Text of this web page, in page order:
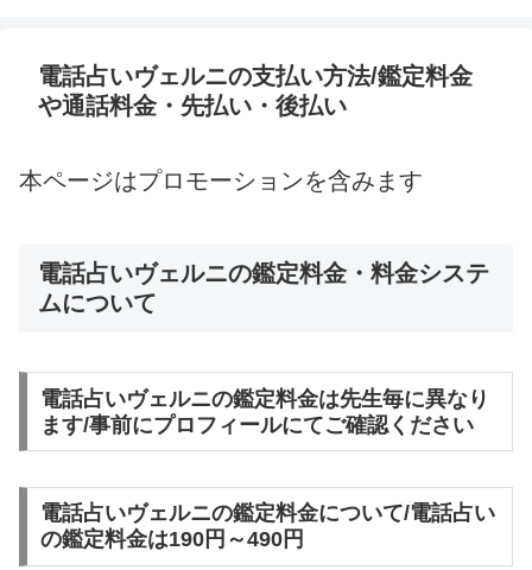
電話占いヴェルニの支払い方法/鑑定料金
や通話料金・先払い・後払い
本ページはプロモーションを含みます
電話占いヴェルニの鑑定料金・料金システ
ムについて
電話占いヴェルニの鑑定料金は先生毎に異なり
ます/事前にプロフィールにてご確認ください
電話占いヴェルニの鑑定料金について/電話占い
の鑑定料金は190円～490円